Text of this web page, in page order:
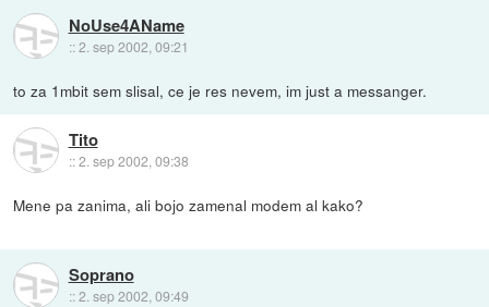
NoUse4AName
::2. sep 2002, 09:21
to za 1mbit sem slisal, ce je res nevem, im just a messanger.
Tito
::2. sep 2002, 09:38
Mene pa zanima, ali bojo zamenal modem al kako?
Soprano
::2. sep 2002, 09:49